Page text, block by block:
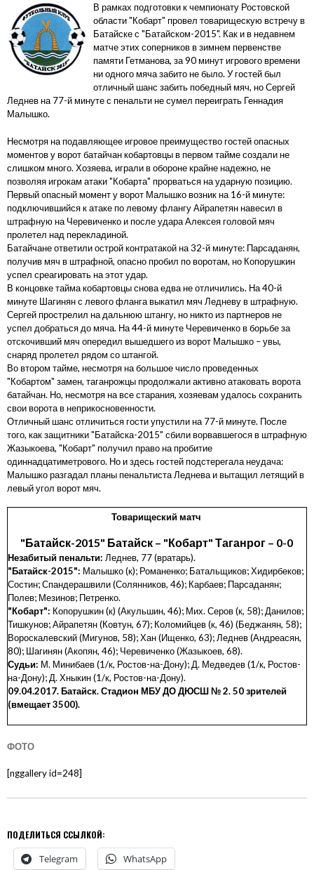
В рамках подготовки к чемпионату Ростовской
области "Кобарт" провел товарищескую встречу в
Батайске с "Батайском-2015". Как и в недавнем
матче этих соперников в зимнем первенстве
памяти Гетманова, за 90 минут игрового времени
ни одного мяча забито не было. У гостей был
отличный шанс забить победный мяч, но Сергей
Леднев на 77-й минуте с пенальти не сумел переиграть Геннадия
Малышко.
Несмотря на подавляющее игровое преимущество гостей опасных
моментов у ворот батайчан кобартовцы в первом тайме создали не
слишком много. Хозяева, играли в обороне крайне надежно, не
позволяя игрокам атаки "Кобарта" прорваться на ударную позицию.
Первый опасный момент у ворот Малышко возник на 16-й минуте:
подключившийся к атаке по левому флангу Айрапетян навесил в
штрафную на Черевиченко и после удара Алексея головой мяч
пролетел над перекладиной.
Батайчане ответили острой контратакой на 32-й минуте: Парсаданян,
получив мяч в штрафной, опасно пробил по воротам, но Копорушкин
успел среагировать на этот удар.
В концовке тайма кобартовцы снова едва не отличились. На 40-й
минуте Шагинян с левого фланга выкатил мяч Ледневу в штрафную.
Сергей прострелил на дальнюю штангу, но никто из партнеров не
успел добраться до мяча. На 44-й минуте Черевиченко в борьбе за
отскочивший мяч опередил вышедшего из ворот Малышко – увы,
снаряд пролетел рядом со штангой.
Во втором тайме, несмотря на большое число проведенных
"Кобартом" замен, таганрожцы продолжали активно атаковать ворота
батайчан. Но, несмотря на все старания, хозяевам удалось сохранить
свои ворота в неприкосновенности.
Отличный шанс отличиться гости упустили на 77-й минуте. После
того, как защитники "Батайска-2015" сбили ворвавшегося в штрафную
Жазыкоева, "Кобарт" получил право на пробитие
одиннадцатиметрового. Но и здесь гостей подстерегала неудача:
Малышко разгадал планы пенальтиста Леднева и вытащил летящий в
левый угол ворот мяч.
Товарищеский матч
"Батайск-2015" Батайск – "Кобарт" Таганрог – 0-0
Незабитый пенальти: Леднев, 77 (вратарь).
"Батайск-2015": Малышко (к); Романенко; Батальщиков; Хидирбеков;
Состин; Спандерашвили (Солянников, 46); Карбаев; Парсаданян;
Полев; Мезинов; Петренко.
"Кобарт": Копорушкин (к) (Акульшин, 46); Мих. Серов (к, 58); Данилов;
Тишкунов; Айрапетян (Ковтун, 67); Коломийцев (к, 46) (Беджанян, 58);
Вороскалевский (Мигунов, 58); Хан (Ищенко, 63); Леднев (Андреасян,
80); Шагинян (Акопян, 46); Черевиченко (Жазыкоев, 68).
Судьи: М. Минибаев (1/к, Ростов-на-Дону); Д. Медведев (1/к, Ростов-
на-Дону); Д. Хныкин (1/к, Ростов-на-Дону).
09.04.2017.Батайск. Стадион МБУ ДО ДЮСШ№ 2. 50зрителей
(вмещает3500).
ФОТО
[nggallery id=248]
ПОДЕЛИТЬСЯ ССЫЛКОЙ:
Telegram WhatsApp